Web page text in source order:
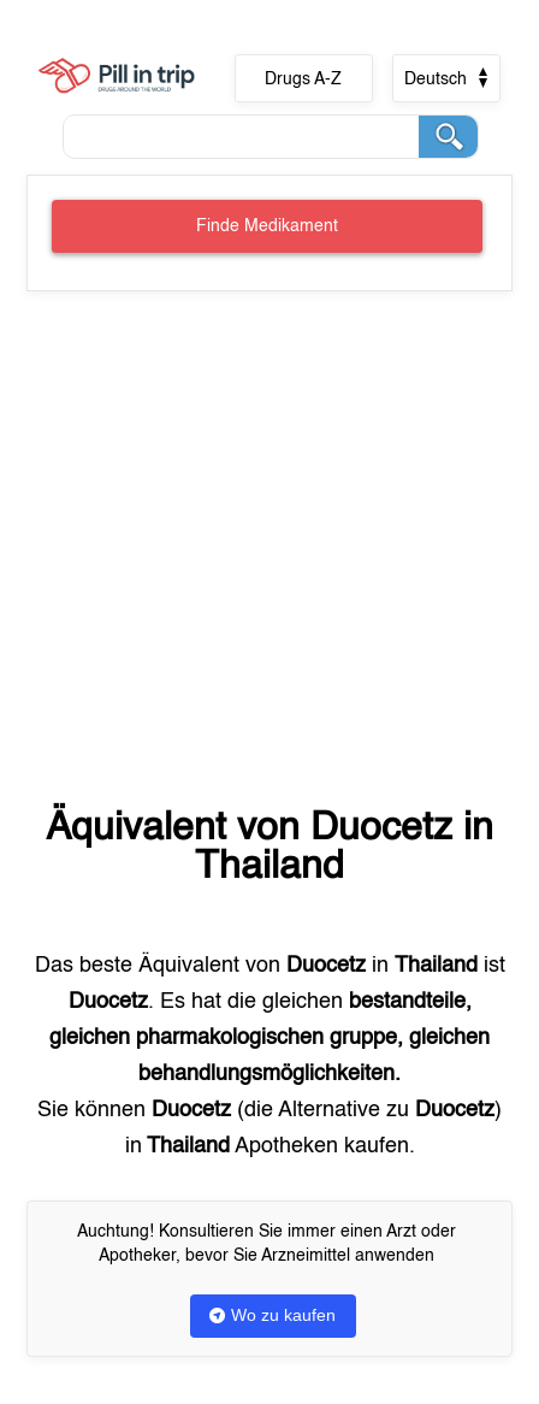
Drugs A-Z Deutsch
Finde Medikament
Äquivalent von Duocetzin
Thailand
Das beste Äquivalent von Duocetzin Thailand ist
Duocetz. Es hat die gleichen bestandteile,
gleichen pharmakologischen gruppe, gleichen
behandlungsmöglichkeiten.
Sie können Duocetz (die Alternative zu Duocetz)
in Thailand Apotheken kaufen.
Auchtung! Konsultieren Sie immer einen Arzt oder
Apotheker, bevor Sie Arzneimittel anwenden
Wo zu kaufen